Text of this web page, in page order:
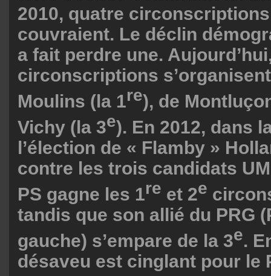
2010, quatre
couvraient. Le déclin
a fait perdre une.
circonscriptions
Moulins (la 1re), de
Vichy (la 3e). En 2012, dans
l’élection de « Flamby »
contre les trois candidats
PS gagne les 1re et 2e
tandis que son allié du PRG
gauche) s’empare de la 3e.
désaveu est cinglant pour le